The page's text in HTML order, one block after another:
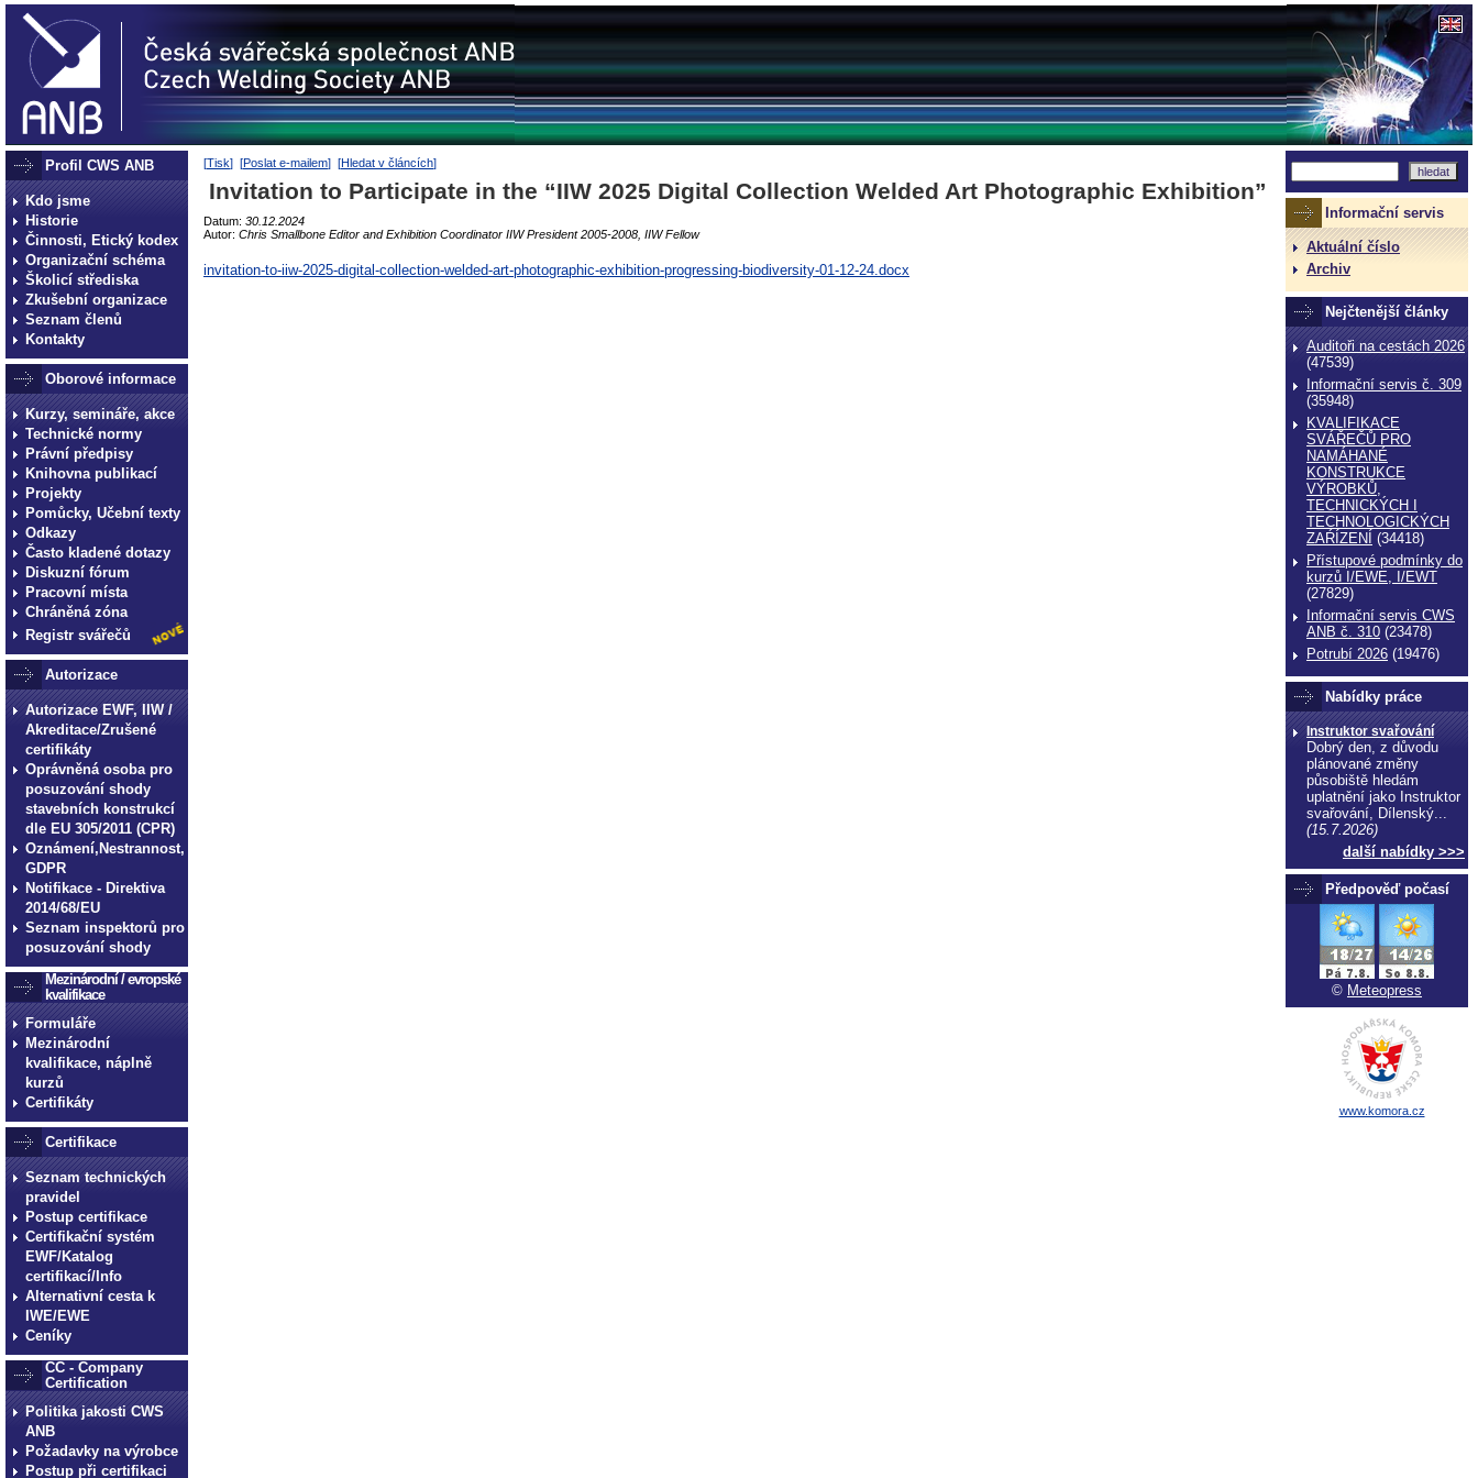
Profil CWS ANB
Kdo jsme
Historie
Činnosti, Etický kodex
Organizační schéma
Školicí střediska
Zkušební organizace
Seznam členů
Kontakty
Oborové informace
Kurzy, semináře, akce
Technické normy
Právní předpisy
Knihovna publikací
Projekty
Pomůcky, Učební texty
Odkazy
Často kladené dotazy
Diskuzní fórum
Pracovní místa
Chráněná zóna
Registr svářečů
Autorizace
Autorizace EWF, IIW /
Akreditace/Zrušené
certifikáty
Oprávněná osoba pro
posuzování shody
stavebních konstrukcí
dle EU 305/2011 (CPR)
Oznámení,Nestrannost,
GDPR
Notifikace - Direktiva
2014/68/EU
Seznam inspektorů pro
posuzování shody
Mezinárodní / evropské
kvalifikace
Formuláře
Mezinárodní
kvalifikace, náplně
kurzů
Certifikáty
Certifikace
Seznam technických
pravidel
Postup certifikace
Certifikační systém
EWF/Katalog
certifikací/Info
Alternativní cesta k
IWE/EWE
Ceníky
CC - Company
Certification
Politika jakosti CWS
ANB
Požadavky na výrobce
Postup při certifikaci
[Tisk] [Poslat e-mailem] [Hledat v článcích]
Invitation to Participate in the “IIW 2025 Digital Collection Welded Art Photographic Exhibition”
Datum: 30.12.2024
Autor: Chris Smallbone Editor and Exhibition Coordinator IIW President 2005-2008, IIW Fellow
invitation-to-iiw-2025-digital-collection-welded-art-photographic-exhibition-progressing-biodiversity-01-12-24.docx
Informační servis
Aktuální číslo
Archiv
Nejčtenější články
Auditoři na cestách 2026
(47539)
Informační servis č. 309
(35948)
KVALIFIKACE
SVÁŘEČŮ PRO
NAMÁHANÉ
KONSTRUKCE
VÝROBKŮ,
TECHNICKÝCH I
TECHNOLOGICKÝCH
ZAŔÍZENÍ (34418)
Přístupové podmínky do
kurzů I/EWE, I/EWT
(27829)
Informační servis CWS
ANB č. 310 (23478)
Potrubí 2026 (19476)
Nabídky práce
Instruktor svařování
Dobrý den, z důvodu
plánované změny
působiště hledám
uplatnění jako Instruktor
svařování, Dílenský...
(15.7.2026)
další nabídky >>>
Předpověď počasí
© Meteopress
www.komora.cz